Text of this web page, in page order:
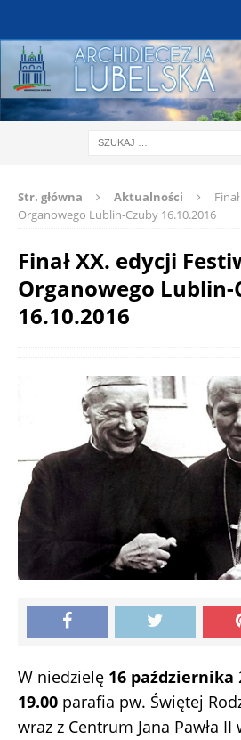
Str. główna Aktualności
Organowego Lublin-Czuby 16.10.2016
Finał XX. edycji
Organowego Lublin-
16.10.2016
W niedzielę 16 października
19.00 parafia pw. Świętej
wraz z Centrum Jana Pawła